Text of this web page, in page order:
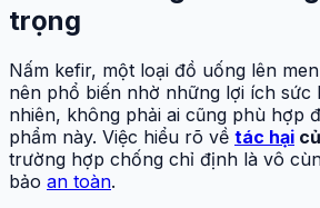
trọng
Nấm kefir, một loại đồ uống lên
nên phổ biến nhờ những lợi ích sức
nhiên, không phải ai cũng phù hợp
phẩm này. Việc hiểu rõ về tác hại
trường hợp chống chỉ định là vô
bảo an toàn.